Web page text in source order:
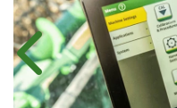
Anterior